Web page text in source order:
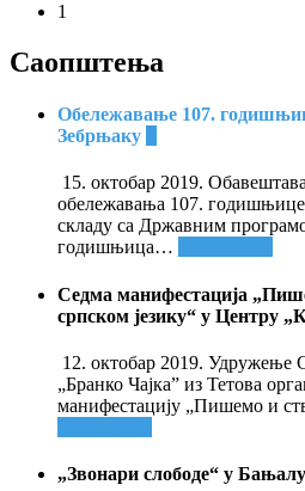
1
Саопштења
Обележавање 107.
Зебрњаку
15. октобар 2019.
обележавања 107.
складу са Државним
годишњица…
Седма манифестација
српском језику“ у Центру
12. октобар 2019.
„Бранко Чајка” из Тетова
манифестацију „Пишемо и
„Звонари слободе“ у